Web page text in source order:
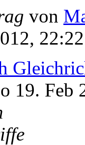
von
22:22
19. Feb